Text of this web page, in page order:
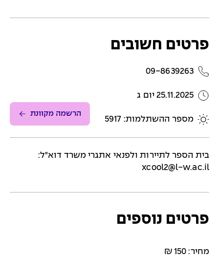
פרטים חשובים
09-8639263
25.11.2025 יום ג
מספר ההשתלמות: 5917
הרשמה מקוונת
בית הספר לתיירות ולפנאי אתגרי משרד דוא"ל:
xcool2@l-w.ac.il
פרטים נוספים
מחיר: 150 ₪